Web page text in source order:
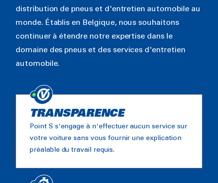
distribution de pneus et d'entretien automobile au
monde. Établis en Belgique, nous souhaitons
continuer à étendre notre expertise dans le
domaine des pneus et des services d'entretien
automobile.
TRANSPARENCE
Point S s'engage à n'effectuer aucun service sur
votre voiture sans vous fournir une explication
préalable du travail requis.